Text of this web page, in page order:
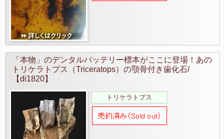
「本物」のデンタルバッテリー標本がここに登場！あの
トリケラトプス（Triceratops）の顎骨付き歯化石/
【di1820】
トリケラトプス